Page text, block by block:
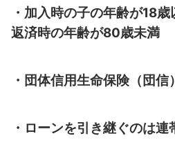
・加入時の子の年齢が18
返済時の年齢が80歳未満
・団体信用生命保険（団
・ローンを引き継ぐのは